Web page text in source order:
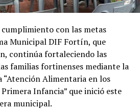
con las metas
Municipal DIF Fortín, que
continúa fortaleciendo las
familias fortinenses mediante la
“Atención Alimentaria en los
Infancia” que inició este
municipal.